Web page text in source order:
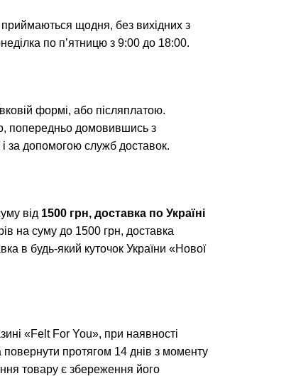
щодня, без вихідних з
по п’ятницю з 9:00 до 18:00.
формі, або післяплатою.
попередньо домовившись з
за допомогою служб доставок.
від 1500 грн, доставка по Україні
на суму до 1500 грн, доставка
в будь-який куточок України «Нової
«Felt For You», при наявності
протягом 14 днів з моменту
товару є збереження його